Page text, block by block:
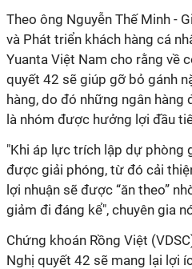
Theo ông Nguyễn Thế Minh -
và Phát triển khách hàng cá
Yuanta Việt Nam cho rằng về
quyết 42 sẽ giúp gỡ bỏ gánh
hàng, do đó những ngân hàng
là nhóm được hưởng lợi đầu
"Khi áp lực trích lập dự phòng
được giải phóng, từ đó cải
lợi nhuận sẽ được “ăn theo”
giảm đi đáng kể", chuyên gia
Chứng khoán Rồng Việt
Nghị quyết 42 sẽ mang lại lợi